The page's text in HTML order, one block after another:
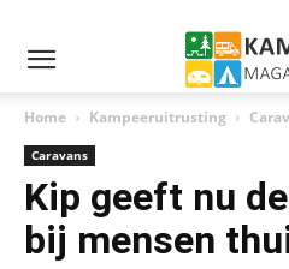
Home Kampeeruitrusting
Caravans
Kip geeft nu
bij mensen